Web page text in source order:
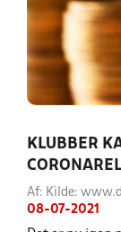
KLUBBER
Af: Kilde:
08-07-2021